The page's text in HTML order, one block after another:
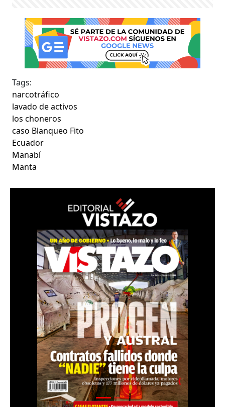
Tags:
narcotráfico
lavado de activos
los choneros
caso Blanqueo Fito
Ecuador
Manabí
Manta